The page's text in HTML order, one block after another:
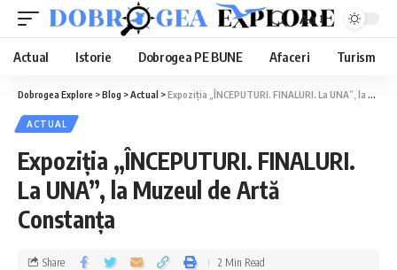
Aa
Actual Istorie Dobrogea PE BUNE Afaceri Turism
Dobrogea Explore >Blog >Actual >Expoziția „ÎNCEPUTURI. FINALURI. La UNA”, la Muzeul de Artă Constanța
ACTUAL
Expoziția „ÎNCEPUTURI. FINALURI.
La UNA”, la Muzeul de Artă
Constanța
Share 2 Min Read